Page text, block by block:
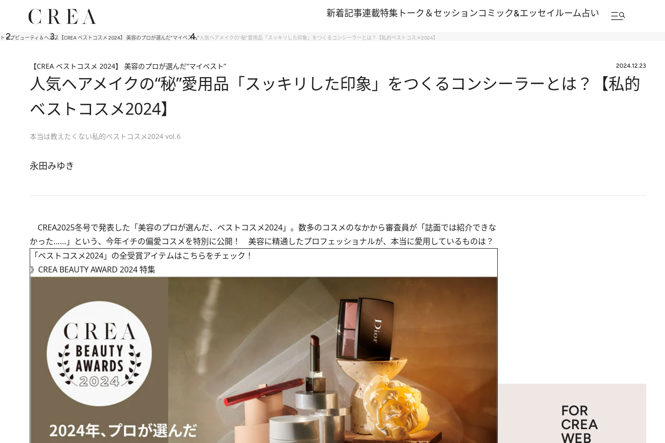
新着記事連載特集 トーク＆セッションコミック&エッセイルーム占い
トップビューティ＆ヘルス 【CREA ベストコスメ 2024】 美容のプロが選んだ“マイベスト”人気ヘアメイクの“秘”愛用品「スッキリした印象」をつくるコンシーラーとは？【私的ベストコスメ2024】
【CREA ベストコスメ 2024】 美容のプロが選んだ“マイベスト” 2024.12.23
人気ヘアメイクの“秘”愛用品「スッキリした印象」をつくるコンシーラーとは？【私的
ベストコスメ2024】
本当は教えたくない私的ベストコスメ2024 vol.6
永田みゆき
CREA2025冬号で発表した「美容のプロが選んだ、ベストコスメ2024」。数多のコスメのなかから審査員が「誌面では紹介できな
かった……」という、今年イチの偏愛コスメを特別に公開！ 美容に精通したプロフェッショナルが、本当に愛用しているものは？
「ベストコスメ2024」の全受賞アイテムはこちらをチェック！
》 CREA BEAUTY AWARD 2024 特集
FOR
CREA
WEB